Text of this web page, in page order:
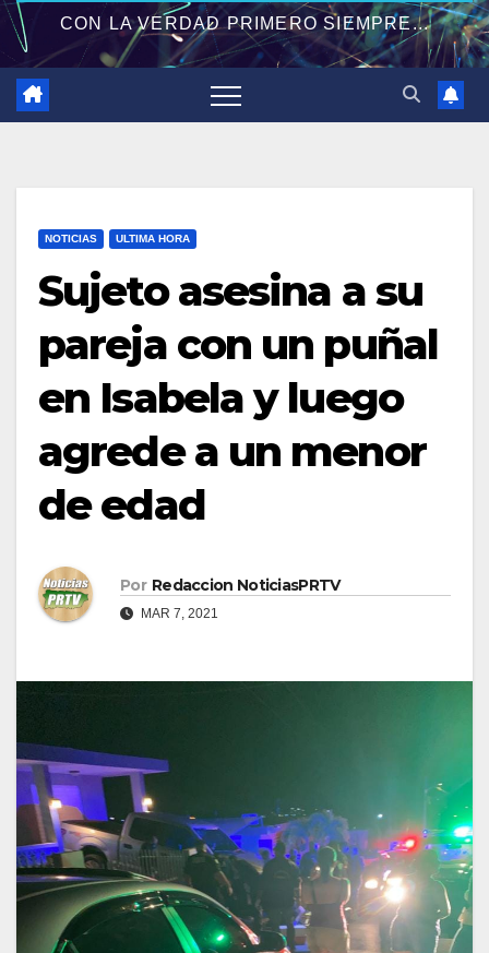
CON LA VERDAD PRIMERO SIEMPRE...
NOTICIAS ULTIMA HORA
Sujeto asesina a su
pareja con un puñal
en Isabela y luego
agrede a un menor
de edad
Por Redaccion NoticiasPRTV
MAR 7, 2021